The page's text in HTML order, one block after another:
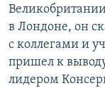
в Лондоне, он
с коллегами и
пришел к
лидером